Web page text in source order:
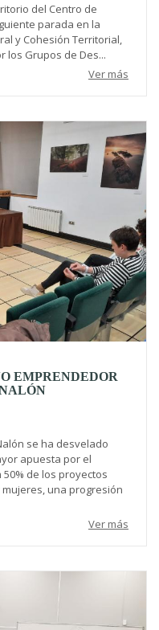
del Centro de
parada en la
y Cohesión Territorial,
los Grupos de Des...
Ver más
EMPRENDEDOR
se ha desvelado
apuesta por el
de los proyectos
una progresión
Ver más